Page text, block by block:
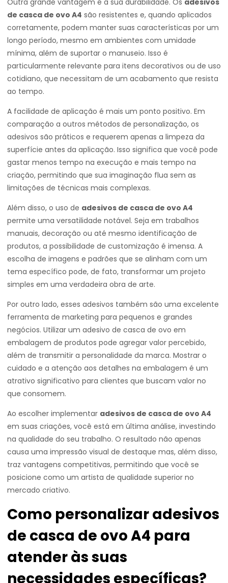
Outra grande vantagem é a sua durabilidade. Os adesivos
de casca de ovo A4 são resistentes e, quando aplicados
corretamente, podem manter suas características por um
longo período, mesmo em ambientes com umidade
mínima, além de suportar o manuseio. Isso é
particularmente relevante para itens decorativos ou de uso
cotidiano, que necessitam de um acabamento que resista
ao tempo.
A facilidade de aplicação é mais um ponto positivo. Em
comparação a outros métodos de personalização, os
adesivos são práticos e requerem apenas a limpeza da
superfície antes da aplicação. Isso significa que você pode
gastar menos tempo na execução e mais tempo na
criação, permitindo que sua imaginação flua sem as
limitações de técnicas mais complexas.
Além disso, o uso de adesivos de casca de ovo A4
permite uma versatilidade notável. Seja em trabalhos
manuais, decoração ou até mesmo identificação de
produtos, a possibilidade de customização é imensa. A
escolha de imagens e padrões que se alinham com um
tema específico pode, de fato, transformar um projeto
simples em uma verdadeira obra de arte.
Por outro lado, esses adesivos também são uma excelente
ferramenta de marketing para pequenos e grandes
negócios. Utilizar um adesivo de casca de ovo em
embalagem de produtos pode agregar valor percebido,
além de transmitir a personalidade da marca. Mostrar o
cuidado e a atenção aos detalhes na embalagem é um
atrativo significativo para clientes que buscam valor no
que consomem.
Ao escolher implementar adesivos de casca de ovo A4
em suas criações, você está em última análise, investindo
na qualidade do seu trabalho. O resultado não apenas
causa uma impressão visual de destaque mas, além disso,
traz vantagens competitivas, permitindo que você se
posicione como um artista de qualidade superior no
mercado criativo.
Como personalizar adesivos
de casca de ovo A4 para
atender às suas
necessidades específicas?